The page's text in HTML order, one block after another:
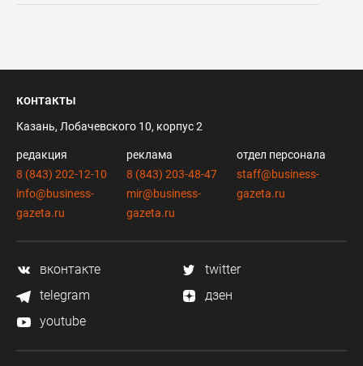
контакты
Казань, Лобачевского 10, корпус 2
редакция
8 (843) 202-12-10
info@business-
gazeta.ru
реклама
8 (843) 203-48-47
mir@business-
gazeta.ru
отдел персонала
staff@business-
gazeta.ru
вконтакте
twitter
telegram
дзен
youtube